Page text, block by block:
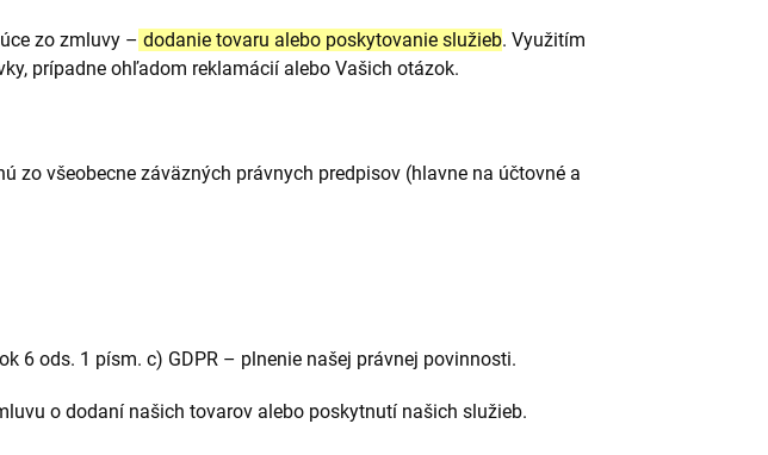
zo zmluvy – dodanie tovaru alebo poskytovanie služieb. Využitím
prípadne ohľadom reklamácií alebo Vašich otázok.
zo všeobecne záväzných právnych predpisov (hlavne na účtovné a
6 ods. 1 písm. c) GDPR – plnenie našej právnej povinnosti.
o dodaní našich tovarov alebo poskytnutí našich služieb.